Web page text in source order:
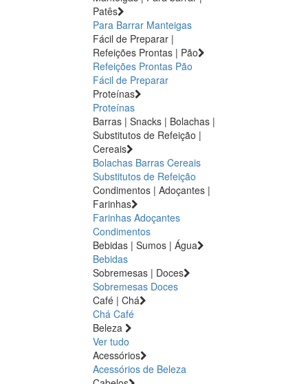
Patês
Para Barrar Manteigas
Fácil de Preparar |
Refeições Prontas | Pão
Refeições Prontas Pão
Fácil de Preparar
Proteínas
Proteínas
Barras | Snacks | Bolachas |
Substitutos de Refeição |
Cereais
Bolachas Barras Cereais
Substitutos de Refeição
Condimentos | Adoçantes |
Farinhas
Farinhas Adoçantes
Condimentos
Bebidas | Sumos | Água
Bebidas
Sobremesas | Doces
Sobremesas Doces
Café | Chá
Chá Café
Beleza
Ver tudo
Acessórios
Acessórios de Beleza